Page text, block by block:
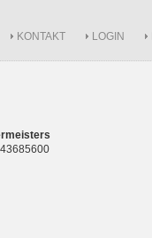
KONTAKT LOGIN